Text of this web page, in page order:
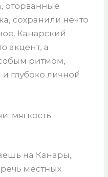
оторванные
сохранили нечто
Канарский
акцент, а
ритмом,
глубоко личной
мягкость
на Канары,
местных